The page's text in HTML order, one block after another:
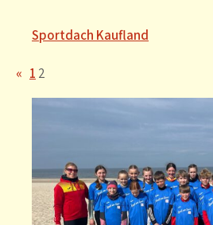
Sportdach Kaufland
« 1 2